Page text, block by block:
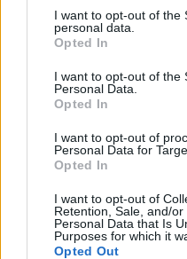
not limited to your visit or
grant or deny consent to
use your data for below
consent section.
I want to opt-out of the
personal data.
Opted In
I want to opt-out of the
Personal Data.
Opted In
I want to opt-out of
Personal Data for
Opted In
I want to opt-out of
Retention, Sale, and/
Personal Data that Is
Purposes for which it
Opted Out
ΠΟΛΙΤΙΚΉ
Το μεγάλο γαλλικό
Κύπρου
ΑΝΑΡΤΗΘΗΚΕ ΑΠΟNEWSROOM 6